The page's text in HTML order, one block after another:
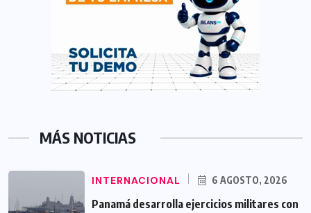
MÁS NOTICIAS
INTERNACIONAL 6 AGOSTO, 2026
Panamá desarrolla ejercicios militares con